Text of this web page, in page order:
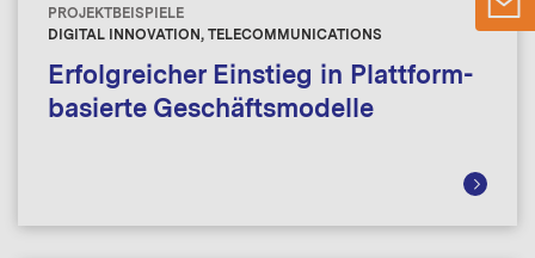
PROJEKTBEISPIELE
DIGITAL INNOVATION, TELECOMMUNICATIONS
Erfolgreicher Einstieg in Plattform-
basierte Geschäftsmodelle